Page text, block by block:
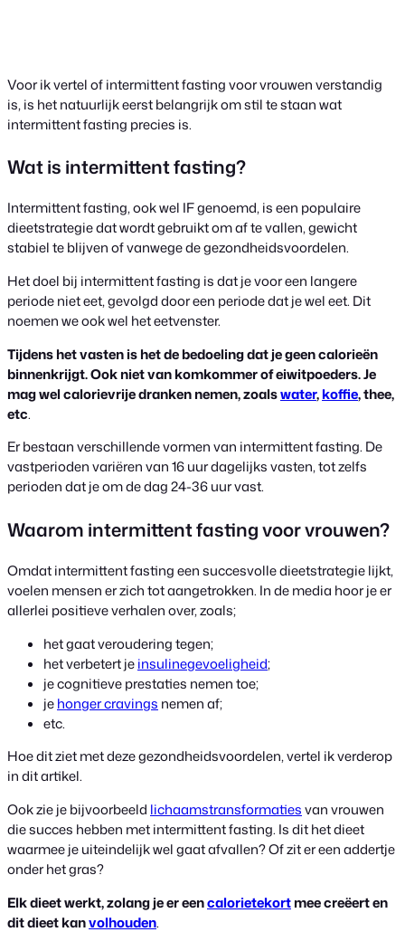
Voor ik vertel of intermittent fasting voor vrouwen verstandig
is, is het natuurlijk eerst belangrijk om stil te staan wat
intermittent fasting precies is.
Wat is intermittent fasting?
Intermittent fasting, ook wel IF genoemd, is een populaire
dieetstrategie dat wordt gebruikt om af te vallen, gewicht
stabiel te blijven of vanwege de gezondheidsvoordelen.
Het doel bij intermittent fasting is dat je voor een langere
periode niet eet, gevolgd door een periode dat je wel eet. Dit
noemen we ook wel het eetvenster.
Tijdens het vasten is het de bedoeling dat je geen calorieën
binnenkrijgt. Ook niet van komkommer of eiwitpoeders. Je
mag wel calorievrije dranken nemen, zoalswater,koffie, thee,
etc.
Er bestaan verschillende vormen van intermittent fasting. De
vastperioden variëren van 16 uur dagelijks vasten, tot zelfs
perioden dat je om de dag 24-36 uur vast.
Waarom intermittent fasting voor vrouwen?
Omdat intermittent fasting een succesvolle dieetstrategie lijkt,
voelen mensen er zich tot aangetrokken. In de media hoor je er
allerlei positieve verhalen over, zoals;
het gaat veroudering tegen;
het verbetert jeinsulinegevoeligheid;
je cognitieve prestaties nemen toe;
jehonger cravings nemen af;
etc.
Hoe dit ziet met deze gezondheidsvoordelen, vertel ik verderop
in dit artikel.
Ook zie je bijvoorbeeld lichaamstransformatiesvan vrouwen
die succes hebben met intermittent fasting. Is dit het dieet
waarmee je uiteindelijk wel gaat afvallen? Of zit er een addertje
onder het gras?
Elk dieet werkt, zolang je er eencalorietekortmee creëert en
dit dieet kanvolhouden.